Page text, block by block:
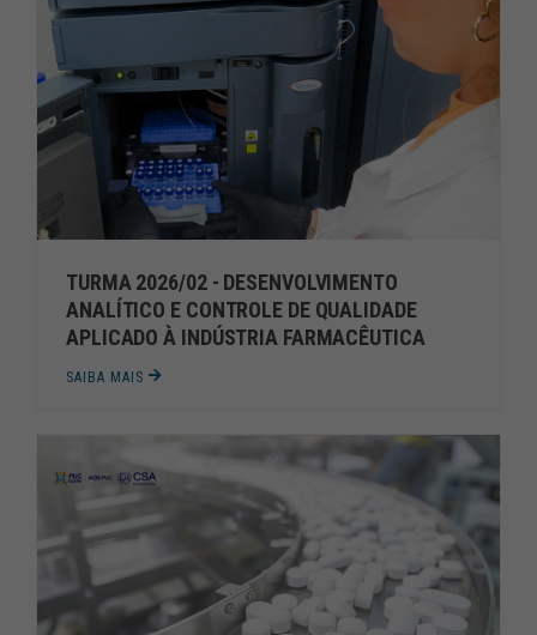
TURMA 2026/02 - DESENVOLVIMENTO
ANALÍTICO E CONTROLE DE QUALIDADE
APLICADO À INDÚSTRIA FARMACÊUTICA
SAIBA MAIS